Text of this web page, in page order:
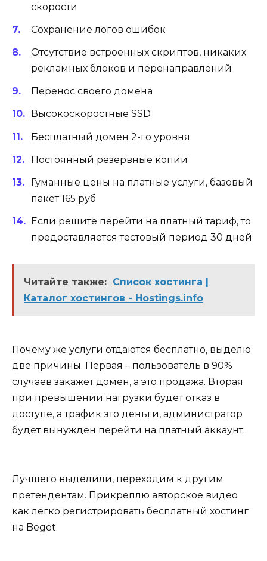
скорости
Сохранение логов ошибок
Отсутствие встроенных скриптов, никаких
рекламных блоков и перенаправлений
Перенос своего домена
Высокоскоростные SSD
Бесплатный домен 2-го уровня
Постоянный резервные копии
Гуманные цены на платные услуги, базовый
пакет 165 руб
Если решите перейти на платный тариф, то
предоставляется тестовый период 30 дней
Читайте также: Список хостинга |
Каталог хостингов - Hostings.info
Почему же услуги отдаются бесплатно, выделю
две причины. Первая – пользователь в 90%
случаев закажет домен, а это продажа. Вторая
при превышении нагрузки будет отказ в
доступе, а трафик это деньги, администратор
будет вынужден перейти на платный аккаунт.
Лучшего выделили, переходим к другим
претендентам. Прикреплю авторское видео
как легко регистрировать бесплатный хостинг
на Beget.